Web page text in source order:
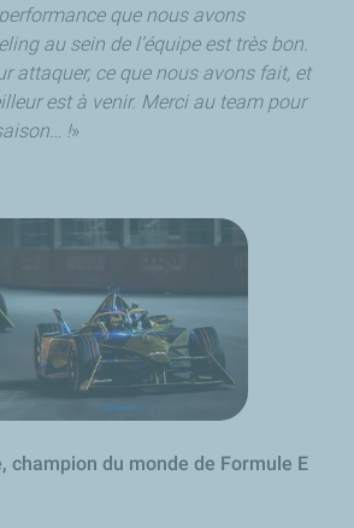
que nous avons
au sein de l’équipe est très bon.
attaquer, ce que nous avons fait, et
est à venir. Merci au team pour
!»
champion du monde de Formule E